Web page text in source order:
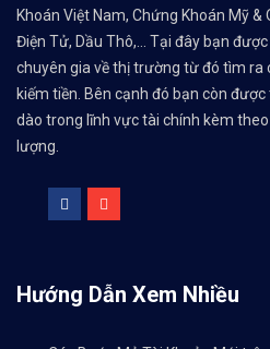
Khoán Việt Nam, Chứng Khoán Mỹ &
Điện Tử, Dầu Thô,... Tại đây bạn
chuyên gia về thị trường từ đó tìm ra
kiếm tiền. Bên cạnh đó bạn còn
dào trong lĩnh vực tài chính kèm
lượng.
Hướng Dẫn Xem Nhiều